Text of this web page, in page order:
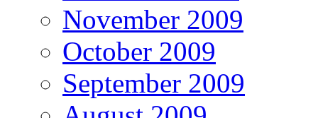
November 2009
October 2009
September 2009